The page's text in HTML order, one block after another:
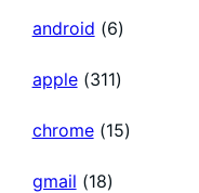
android (6)
apple(311)
chrome(15)
gmail (18)